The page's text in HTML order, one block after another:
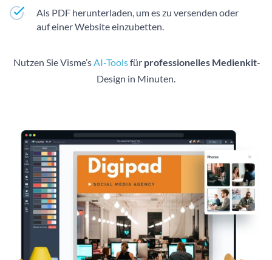
Als PDF herunterladen, um es zu versenden oder
auf einer Website einzubetten.
Nutzen Sie Visme’sAI-Toolsfür professionelles Medienkit-
Design in Minuten.